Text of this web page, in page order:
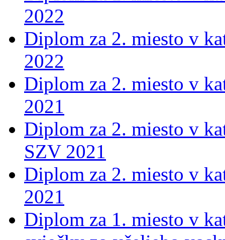
2022
Diplom za 2. miesto v
2022
Diplom za 2. miesto v
2021
Diplom za 2. miesto v
SZV 2021
Diplom za 2. miesto v
2021
Diplom za 1. miesto v